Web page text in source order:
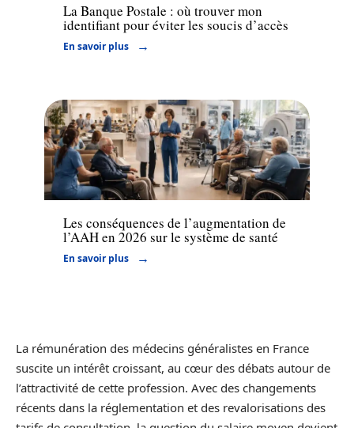
La Banque Postale : où trouver mon
identifiant pour éviter les soucis d’accès
En savoir plus
Actu
Les conséquences de l’augmentation de
l’AAH en 2026 sur le système de santé
En savoir plus
La rémunération des médecins généralistes en France
suscite un intérêt croissant, au cœur des débats autour de
l’attractivité de cette profession. Avec des changements
récents dans la réglementation et des revalorisations des